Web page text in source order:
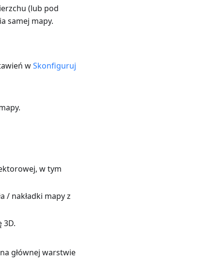
(lub pod
samej mapy.
wSkonfiguruj
w tym
/ nakładki mapy z
3D.
głównej warstwie